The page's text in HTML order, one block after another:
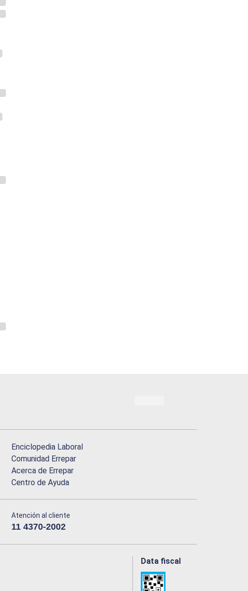
Enciclopedia Laboral
Comunidad Errepar
Acerca de Errepar
Centro de Ayuda
Atención al cliente
11 4370-2002
Data fiscal